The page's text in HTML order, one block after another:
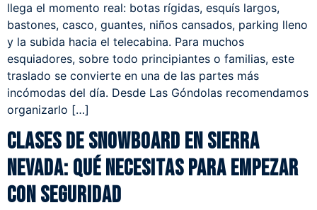
llega el momento real: botas rígidas, esquís largos,
bastones, casco, guantes, niños cansados, parking lleno
y la subida hacia el telecabina. Para muchos
esquiadores, sobre todo principiantes o familias, este
traslado se convierte en una de las partes más
incómodas del día. Desde Las Góndolas recomendamos
organizarlo […]
Clases de snowboard en Sierra
Nevada: qué necesitas para empezar
con seguridad